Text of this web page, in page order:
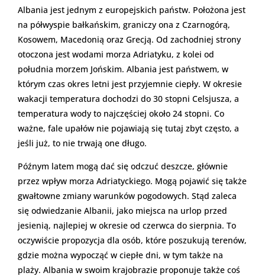
Albania jest jednym z europejskich państw. Położona jest
na półwyspie bałkańskim, graniczy ona z Czarnogórą,
Kosowem, Macedonią oraz Grecją. Od zachodniej strony
otoczona jest wodami morza Adriatyku, z kolei od
południa morzem Jońskim. Albania jest państwem, w
którym czas okres letni jest przyjemnie ciepły. W okresie
wakacji temperatura dochodzi do 30 stopni Celsjusza, a
temperatura wody to najczęściej około 24 stopni. Co
ważne, fale upałów nie pojawiają się tutaj zbyt często, a
jeśli już, to nie trwają one długo.
Późnym latem mogą dać się odczuć deszcze, głównie
przez wpływ morza Adriatyckiego. Mogą pojawić się także
gwałtowne zmiany warunków pogodowych. Stąd zaleca
się odwiedzanie Albanii, jako miejsca na urlop przed
jesienią, najlepiej w okresie od czerwca do sierpnia. To
oczywiście propozycja dla osób, które poszukują terenów,
gdzie można wypocząć w ciepłe dni, w tym także na
plaży. Albania w swoim krajobrazie proponuje także coś